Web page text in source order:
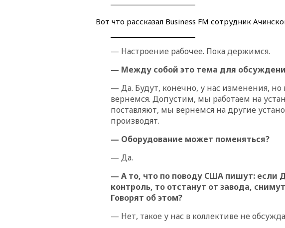
Вот что рассказал Business FM сотрудник
— Настроение рабочее. Пока держимся.
— Между собой это тема для
— Да. Будут, конечно, у нас изменения,
вернемся. Допустим, мы работаем на
поставляют, мы вернемся на другие
производят.
— Оборудование может поменяться?
— Да.
— А то, что по поводу США пишут: если
контроль, то отстанут от завода,
Говорят об этом?
— Нет, такое у нас в коллективе не